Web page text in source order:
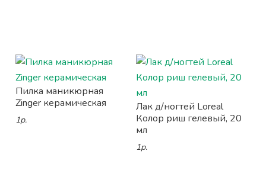
Пилка маникюрная
Zinger керамическая
1р.
Лак д/ногтей Loreal
Колор риш гелевый, 20
мл
1р.